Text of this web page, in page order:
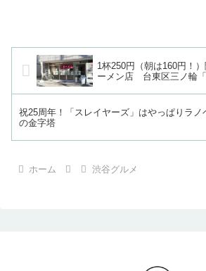
1杯250円（朝は160円！
ーメン店 台東区三ノ輪「
祝25周年！「スレイヤーズ」はやっぱりラノ
の金字塔
ホーム 渋谷グルメ